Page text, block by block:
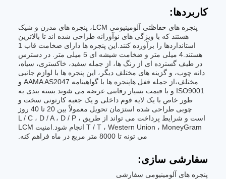
کاربردها:
پنجره های حفاظتی آلومینیومی LCM، پنجره های مدرن و شیک
هستند که با ویژگی های نوآورانه طراحی شده اند تا بالاترین
استانداردها را برآورده کنند.اين پنجره ها دارای ضخامت قاب 1
هستند.4 میلی متر و ضخامت شیشه ای 5 میلی متر. در دسترس
در طیف گسترده ای از رنگ ها، از جمله سفید، خاکستری، سیاه،
دانه چوب، و گزینه های مختلف دیگر، این پنجره ها با لوازم جانبی
مختلف،از جمله قفل هاپنجره ها با گواهینامه AAMA AS2047 و
ISO9001 و با قیمت بسیار رقابتی عرضه می شوند.بسته بندی به
طور خاص با یک لایه فوم داخلی و یک جعبه کارتونی سخت و
چوبی طراحی شده استزمان تحویل معمولاً بین 20 تا 40 روز
است و شرایط پرداخت می تواند از طریق L / C ، D / A ، D / P ،
T / T ، Western Union ، MoneyGram انجام شود.امنيت LCM
مي تونه تا 8000 متر مربع در ماه فراهم کنه.
سفارشی سازی:
پنجره های آلومینیومی سفارشی